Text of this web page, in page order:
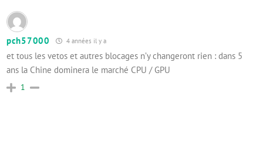
pch57000 4 années il y a
et tous les vetos et autres blocages n’y changeront rien : dans 5
ans la Chine dominera le marché CPU / GPU
1